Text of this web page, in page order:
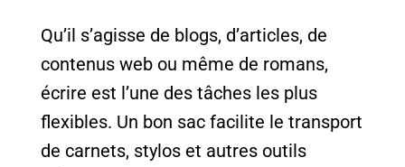
Qu’il s’agisse de blogs, d’articles, de
contenus web ou même de romans,
écrire est l’une des tâches les plus
flexibles. Un bon sac facilite le transport
de carnets, stylos et autres outils